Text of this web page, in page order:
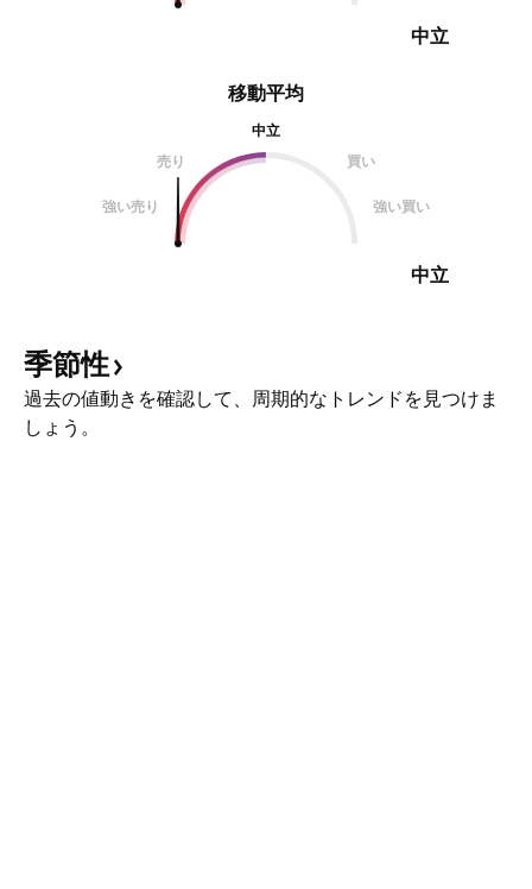
中立
移動平均
中立
売り
買い
強い売り 強い買い
中立
季節性
過去の値動きを確認して、周期的なトレンドを見つけま
しょう。